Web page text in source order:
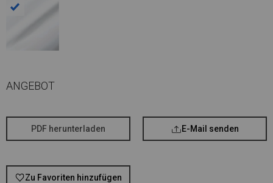
ANGEBOT
PDF herunterladen E-Mail senden
Zu Favoriten hinzufügen